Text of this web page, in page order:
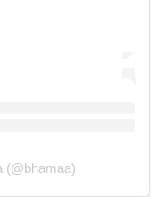
(@bhamaa)